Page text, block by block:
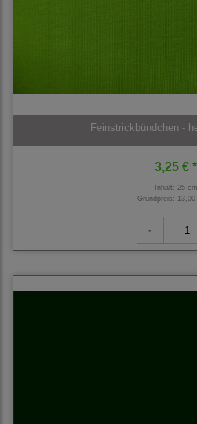
Feinstrickbündchen -
3,25 € *
Inhalt: 25 cm
Grundpreis: